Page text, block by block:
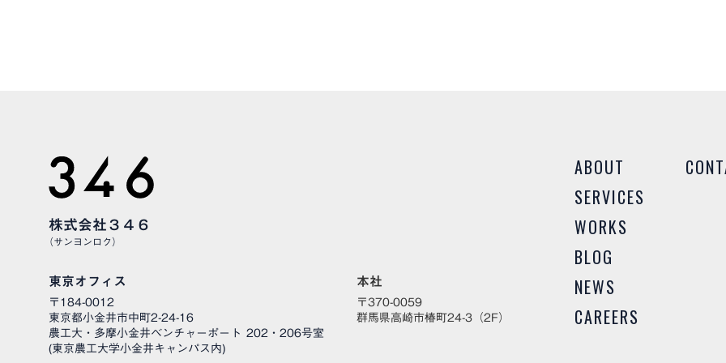
株式会社３４６
（サンヨンロク）
東京オフィス
〒184-0012
東京都小金井市中町2-24-16
農工大・多摩小金井ベンチャーポート 202・206号室
(東京農工大学小金井キャンパス内)
本社
〒370-0059
群馬県高崎市椿町24-3（2F）
ABOUT
SERVICES
WORKS
BLOG
NEWS
CAREERS